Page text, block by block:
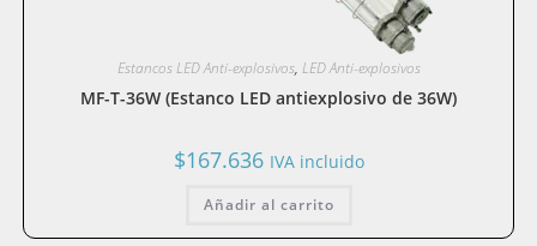
Estancos LED Anti-explosivos, LED Anti-explosivos
MF-T-36W (Estanco LED antiexplosivo de 36W)
$167.636 IVA incluido
Añadir al carrito